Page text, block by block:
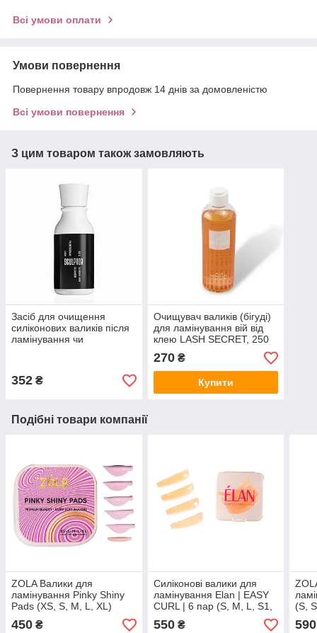
Всі умови оплати
Умови повернення
Повернення товару впродовж 14 днів за домовленістю
Всі умови повернення
З цим товаром також замовляють
Засіб для очищення
силіконових валиків після
ламінування чи
Cleanser 50 г
352 ₴
Очищувач валиків (бігуді)
для ламінування вій від
клею LASH SECRET, 250
мл
270₴
Купити
Подібні товари компанії
ZOLA Валики для
ламінування Pinky Shiny
Pads (XS, S, M, L, XL)
450 ₴
Силіконові валики для
ламінування Elan | EASY
CURL | 6 пар (S, M, L, S1,
550₴
(S,
590